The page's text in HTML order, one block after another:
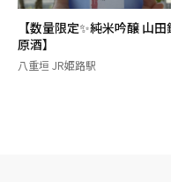
【数量限定✨純米吟醸 山田
原酒】
八重垣 JR姫路駅